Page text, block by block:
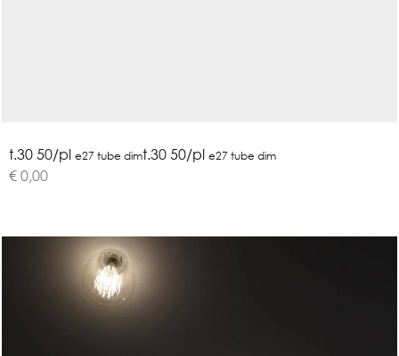
t.30 50/pl e27 tube dimt.30 50/pl e27 tube dim
€ 0,00